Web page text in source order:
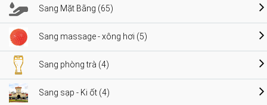
Sang Mặt Bằng (65)
Sang massage - xông hơi (5)
Sang phòng trà (4)
Sang sạp - Ki ốt (4)